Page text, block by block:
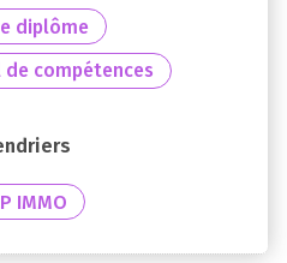
diplôme
compétences
IMMO